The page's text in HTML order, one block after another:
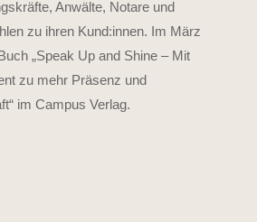
Anwälte, Notare und
zu ihren Kund:innen. Im März
„Speak Up and Shine – Mit
zu mehr Präsenz und
im Campus Verlag.